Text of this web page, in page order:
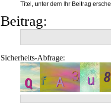
Titel, unter dem Ihr Beitrag
Beitrag:
Sicherheits-Abfrage: